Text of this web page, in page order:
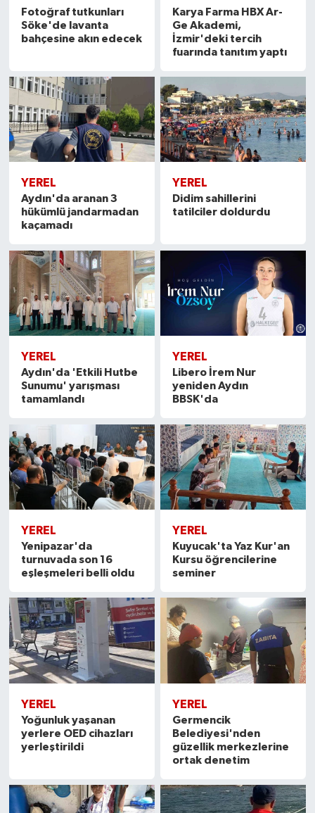
Fotoğraf tutkunları
Söke'de lavanta
bahçesine akın edecek
Karya Farma HBX Ar-
Ge Akademi,
İzmir'deki tercih
fuarında tanıtım yaptı
YEREL
Aydın'da aranan 3
hükümlü jandarmadan
kaçamadı
YEREL
Didim sahillerini
tatilciler doldurdu
YEREL
Aydın'da 'Etkili Hutbe
Sunumu' yarışması
tamamlandı
YEREL
Libero İrem Nur
yeniden Aydın
BBSK'da
YEREL
Yenipazar'da
turnuvada son 16
eşleşmeleri belli oldu
YEREL
Kuyucak'ta Yaz Kur'an
Kursu öğrencilerine
seminer
YEREL
Yoğunluk yaşanan
yerlere OED cihazları
yerleştirildi
YEREL
Germencik
Belediyesi'nden
güzellik merkezlerine
ortak denetim